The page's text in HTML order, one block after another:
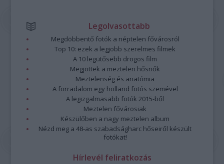
Legolvasottabb
Megdöbbentő fotók a néptelen fővárosról
Top 10: ezek a legjobb szerelmes filmek
A 10 legütősebb drogos film
Megjöttek a meztelen hősnők
Meztelenség és anatómia
A forradalom egy holland fotós szemével
A legizgalmasabb fotók 2015-ből
Meztelen fővárosiak
Készülőben a nagy meztelen album
Nézd meg a 48-as szabadságharc hőseiről készült
fotókat!
Hírlevél feliratkozás